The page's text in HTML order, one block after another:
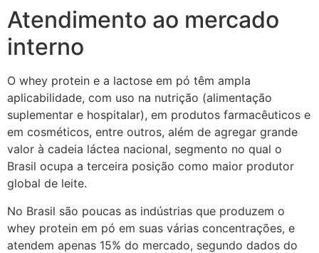
Atendimento ao mercado
interno
O whey protein e a lactose em pó têm ampla
aplicabilidade, com uso na nutrição (alimentação
suplementar e hospitalar), em produtos farmacêuticos e
em cosméticos, entre outros, além de agregar grande
valor à cadeia láctea nacional, segmento no qual o
Brasil ocupa a terceira posição como maior produtor
global de leite.
No Brasil são poucas as indústrias que produzem o
whey protein em pó em suas várias concentrações, e
atendem apenas 15% do mercado, segundo dados do